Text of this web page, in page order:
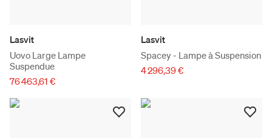
Lasvit
Uovo Large Lampe
Suspendue
76 463,61 €
Lasvit
Spacey - Lampe à Suspension
4 296,39 €